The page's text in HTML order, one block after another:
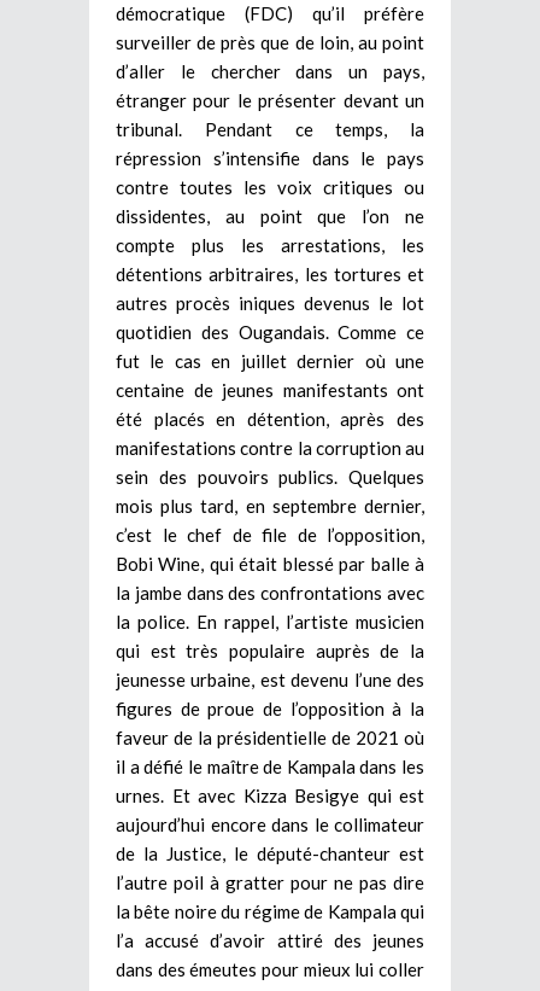
démocratique (FDC) qu’il préfère
surveiller de près que de loin, au point
d’aller le chercher dans un pays,
étranger pour le présenter devant un
tribunal. Pendant ce temps, la
répression s’intensifie dans le pays
contre toutes les voix critiques ou
dissidentes, au point que l’on ne
compte plus les arrestations, les
détentions arbitraires, les tortures et
autres procès iniques devenus le lot
quotidien des Ougandais. Comme ce
fut le cas en juillet dernier où une
centaine de jeunes manifestants ont
été placés en détention, après des
manifestations contre la corruption au
sein des pouvoirs publics. Quelques
mois plus tard, en septembre dernier,
c’est le chef de file de l’opposition,
Bobi Wine, qui était blessé par balle à
la jambe dans des confrontations avec
la police. En rappel, l’artiste musicien
qui est très populaire auprès de la
jeunesse urbaine, est devenu l’une des
figures de proue de l’opposition à la
faveur de la présidentielle de 2021 où
il a défié le maître de Kampala dans les
urnes. Et avec Kizza Besigye qui est
aujourd’hui encore dans le collimateur
de la Justice, le député-chanteur est
l’autre poil à gratter pour ne pas dire
la bête noire du régime de Kampala qui
l’a accusé d’avoir attiré des jeunes
dans des émeutes pour mieux lui coller